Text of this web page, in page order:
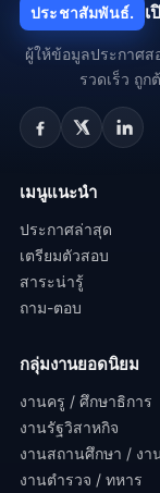
ประชาสัมพันธ์. เ
ผู้ให้ข้อมูลประกาศ
รวดเร็ว ถู
เมนูแนะนำ
ประกาศล่าสุด
เตรียมตัวสอบ
สาระน่ารู้
ถาม-ตอบ
กลุ่มงานยอดนิยม
งานครู / ศึกษาธิการ
งานรัฐวิสาหกิจ
งานสถานศึกษา / งา
งานตำรวจ / ทหาร